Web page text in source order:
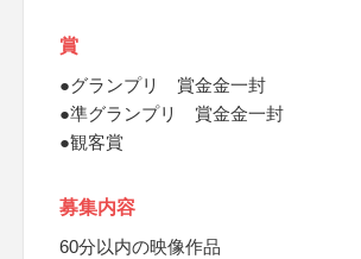
賞
●グランプリ 賞金金一封
●準グランプリ 賞金金一封
●観客賞
募集内容
60分以内の映像作品